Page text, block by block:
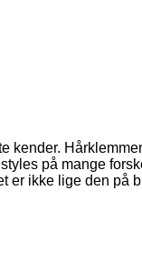
kender.
på mange
er ikke lige den på